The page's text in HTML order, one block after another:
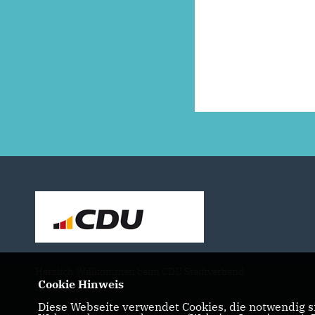
Rösrath
Cookie Hinweis
Diese Webseite verwendet Cookies, die